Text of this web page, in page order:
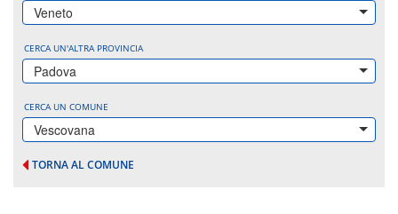
Veneto
CERCA UN'ALTRA PROVINCIA
Padova
CERCA UN COMUNE
Vescovana
TORNA AL COMUNE